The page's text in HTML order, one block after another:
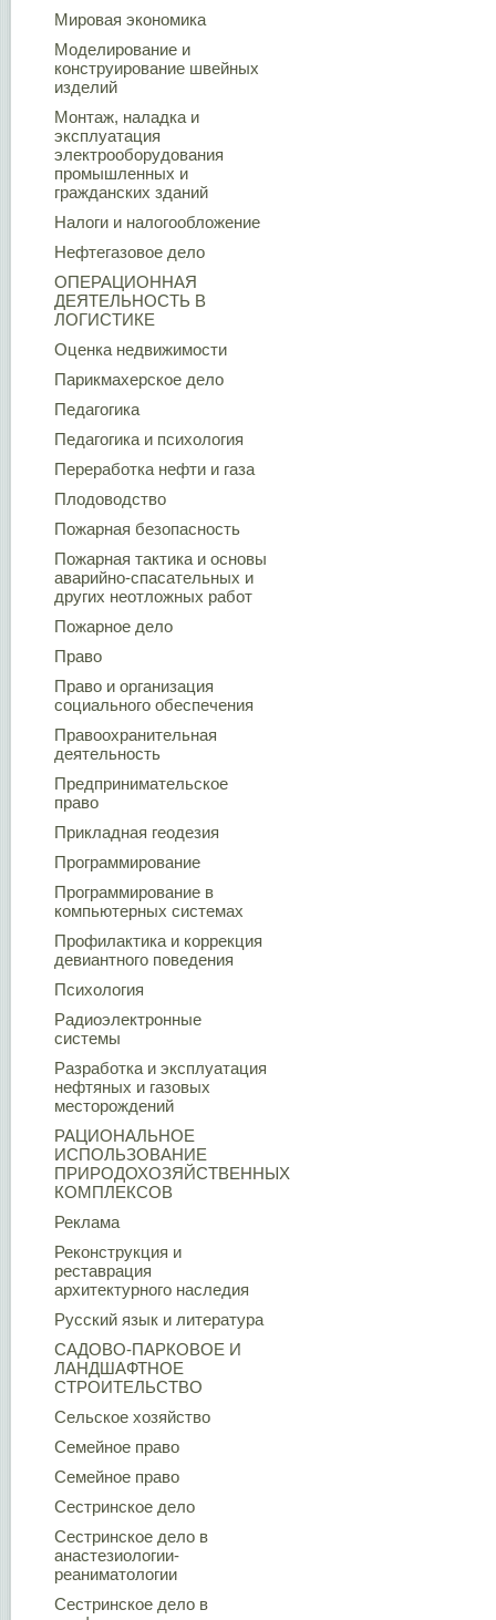
Мировая экономика
Моделирование и
конструирование швейных
изделий
Монтаж, наладка и
эксплуатация
электрооборудования
промышленных и
гражданских зданий
Налоги и налогообложение
Нефтегазовое дело
ОПЕРАЦИОННАЯ
ДЕЯТЕЛЬНОСТЬ В
ЛОГИСТИКЕ
Оценка недвижимости
Парикмахерское дело
Педагогика
Педагогика и психология
Переработка нефти и газа
Плодоводство
Пожарная безопасность
Пожарная тактика и основы
аварийно-спасательных и
других неотложных работ
Пожарное дело
Право
Право и организация
социального обеспечения
Правоохранительная
деятельность
Предпринимательское
право
Прикладная геодезия
Программирование
Программирование в
компьютерных системах
Профилактика и коррекция
девиантного поведения
Психология
Радиоэлектронные
системы
Разработка и эксплуатация
нефтяных и газовых
месторождений
РАЦИОНАЛЬНОЕ
ИСПОЛЬЗОВАНИЕ
ПРИРОДОХОЗЯЙСТВЕННЫХ
КОМПЛЕКСОВ
Реклама
Реконструкция и
реставрация
архитектурного наследия
Русский язык и литература
САДОВО-ПАРКОВОЕ И
ЛАНДШАФТНОЕ
СТРОИТЕЛЬСТВО
Сельское хозяйство
Семейное право
Семейное право
Сестринское дело
Сестринское дело в
анастезиологии-
реаниматологии
Сестринское дело в